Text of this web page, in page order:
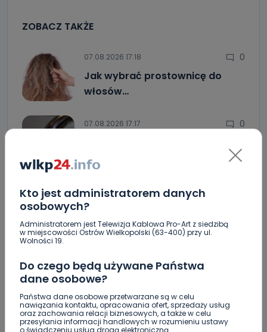
Kto jest administratorem danych
osobowych?
Administratorem jest Telewizja Kablowa Pro-Art z siedzibą
w miejscowości Ostrów Wielkopolski (63-400) przy ul.
Wolności 19.
Do czego będą używane Państwa
dane osobowe?
Państwa dane osobowe przetwarzane są w celu
nawiązania kontaktu, opracowania ofert, sprzedaży usług
oraz zachowania relacji biznesowych, a także w celu
przesyłania informacji handlowych w rozumieniu ustawy
o świadczeniu usług drogą elektroniczną.
ZOBACZ TAKŻE
07.08.2026 17:18 0
Jak wybrać prostownicę do
włosów…
07.08.2026 17:17 0
do…
07.08.2026 16:15
Zatrzymany w Sośniach. Za
połamane…
przetargu, a kto próbował wrócić do gry?
Rozpoczęły się konsultacje
"Łącznik" w remoncie. Urząd miejski będzie